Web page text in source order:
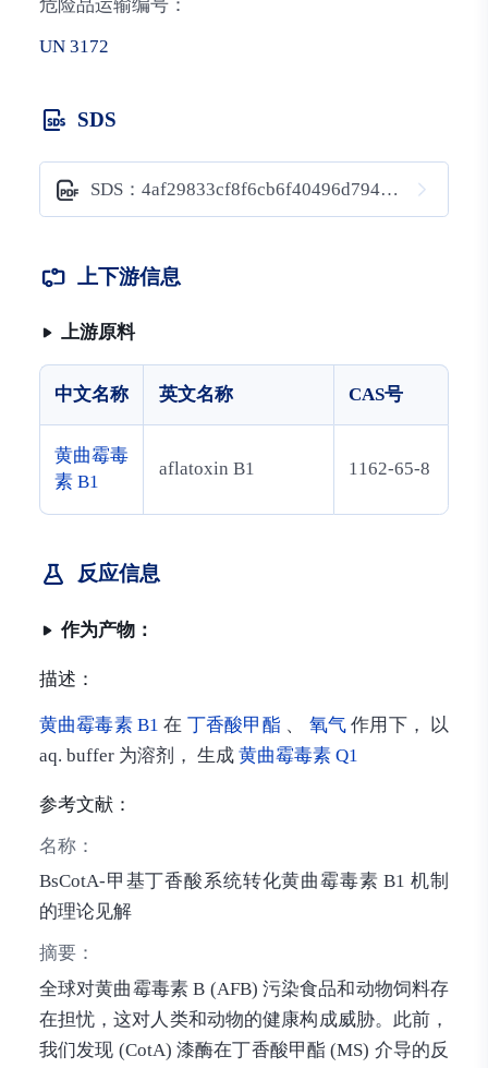
危险品运输编号：
UN 3172
SDS
SDS：4af29833cf8f6cb6f40496d7945d53a8
上下游信息
上游原料
中文名称 英文名称 CAS号
黄曲霉毒
素 B1
aflatoxin B1 1162-65-8
反应信息
作为产物：
描述：
黄曲霉毒素 B1 在 丁香酸甲酯 、 氧气作用下， 以
aq. buffer 为溶剂， 生成 黄曲霉毒素 Q1
参考文献：
名称：
BsCotA-甲基丁香酸系统转化黄曲霉毒素 B1 机制
的理论见解
摘要：
全球对黄曲霉毒素 B (AFB) 污染食品和动物饲料存
在担忧，这对人类和动物的健康构成威胁。此前，
我们发现 (CotA) 漆酶在丁香酸甲酯 (MS) 介导的反